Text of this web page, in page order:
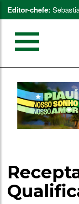
Editor-chefe: